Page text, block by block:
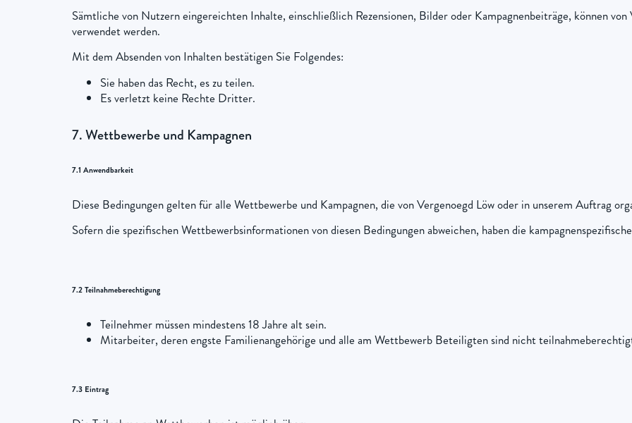
Sämtliche von Nutzern eingereichten Inhalte, einschließlich Rezensionen, Bilder oder Kampagnenbeiträge, können
verwendet werden.
Mit dem Absenden von Inhalten bestätigen Sie Folgendes:
Sie haben das Recht, es zu teilen.
Es verletzt keine Rechte Dritter.
7. Wettbewerbe und Kampagnen
7.1 Anwendbarkeit
Diese Bedingungen gelten für alle Wettbewerbe und Kampagnen, die von Vergenoegd Löw oder in unserem Auftrag
Sofern die spezifischen Wettbewerbsinformationen von diesen Bedingungen abweichen, haben die
7.2 Teilnahmeberechtigung
Teilnehmer müssen mindestens 18 Jahre alt sein.
Mitarbeiter, deren engste Familienangehörige und alle am Wettbewerb Beteiligten sind nicht
7.3 Eintrag